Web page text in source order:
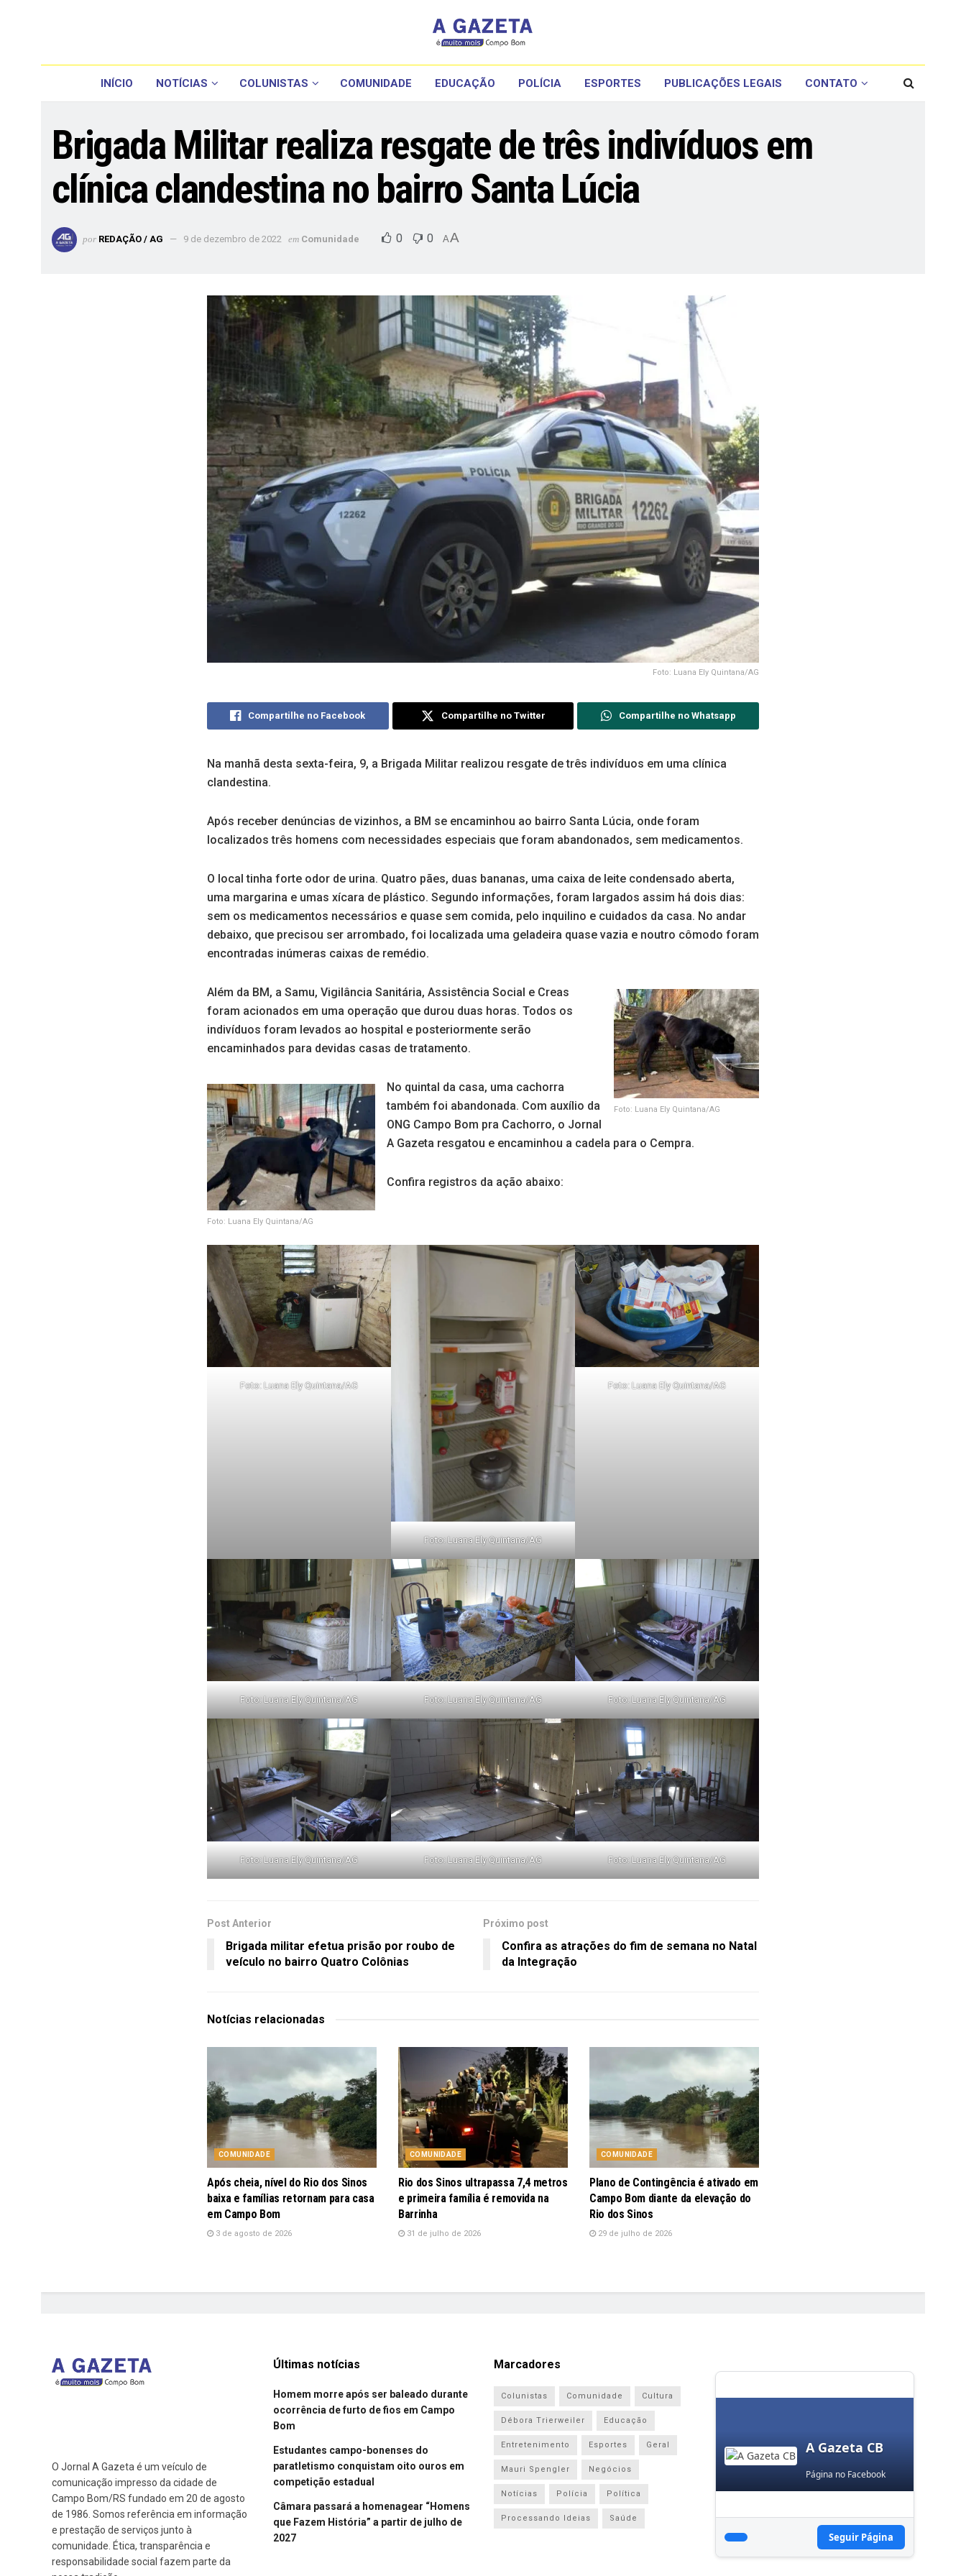
INÍCIO NOTÍCIAS COLUNISTAS COMUNIDADE EDUCAÇÃO POLÍCIA ESPORTES PUBLICAÇÕES LEGAIS CONTATO
Brigada Militar realiza resgate de três indivíduos em
clínica clandestina no bairro Santa Lúcia
por REDAÇÃO / AG 9 de dezembro de 2022 em Comunidade 0 0 AA
Foto: Luana Ely Quintana/AG
Compartilhe no Facebook Compartilhe no Twitter Compartilhe no Whatsapp
Na manhã desta sexta-feira, 9, a Brigada Militar realizou resgate de três indivíduos em uma clínica
clandestina.
Após receber denúncias de vizinhos, a BM se encaminhou ao bairro Santa Lúcia, onde foram
localizados três homens com necessidades especiais que foram abandonados, sem medicamentos.
O local tinha forte odor de urina. Quatro pães, duas bananas, uma caixa de leite condensado aberta,
uma margarina e umas xícara de plástico. Segundo informações, foram largados assim há dois dias:
sem os medicamentos necessários e quase sem comida, pelo inquilino e cuidados da casa. No andar
debaixo, que precisou ser arrombado, foi localizada uma geladeira quase vazia e noutro cômodo foram
encontradas inúmeras caixas de remédio.
Foto: Luana Ely Quintana/AG
Além da BM, a Samu, Vigilância Sanitária, Assistência Social e Creas
foram acionados em uma operação que durou duas horas. Todos os
indivíduos foram levados ao hospital e posteriormente serão
encaminhados para devidas casas de tratamento.
Foto: Luana Ely Quintana/AG
No quintal da casa, uma cachorra
também foi abandonada. Com auxílio da
ONG Campo Bom pra Cachorro, o Jornal
A Gazeta resgatou e encaminhou a cadela para o Cempra.
Confira registros da ação abaixo:
Foto: Luana Ely Quintana/AG
Foto: Luana Ely Quintana/AG
Foto: Luana Ely Quintana/AG
Foto: Luana Ely Quintana/AG Foto: Luana Ely Quintana/AG Foto: Luana Ely Quintana/AG
Foto: Luana Ely Quintana/AG Foto: Luana Ely Quintana/AG Foto: Luana Ely Quintana/AG
Post Anterior
Brigada militar efetua prisão por roubo de
veículo no bairro Quatro Colônias
Próximo post
Confira as atrações do fim de semana no Natal
da Integração
Notícias relacionadas
COMUNIDADE
Após cheia, nível do Rio dos Sinos
baixa e famílias retornam para casa
em Campo Bom
3 de agosto de 2026
COMUNIDADE
Rio dos Sinos ultrapassa 7,4 metros
e primeira família é removida na
Barrinha
31 de julho de 2026
COMUNIDADE
Plano de Contingência é ativado em
Campo Bom diante da elevação do
Rio dos Sinos
29 de julho de 2026
O Jornal A Gazeta é um veículo de
comunicação impresso da cidade de
Campo Bom/RS fundado em 20 de agosto
de 1986. Somos referência em informação
e prestação de serviços junto à
comunidade. Ética, transparência e
responsabilidade social fazem parte da
Últimas notícias
Homem morre após ser baleado durante
ocorrência de furto de fios em Campo
Bom
Estudantes campo-bonenses do
paratletismo conquistam oito ouros em
competição estadual
Câmara passará a homenagear “Homens
que Fazem História” a partir de julho de
2027
Marcadores
Colunistas Comunidade Cultura
Débora Trierweiler Educação
Entretenimento Esportes Geral
Mauri Spengler Negócios
Notícias Polícia Política
Processando Ideias Saúde
A Gazeta CB
Página no Facebook
Seguir Página